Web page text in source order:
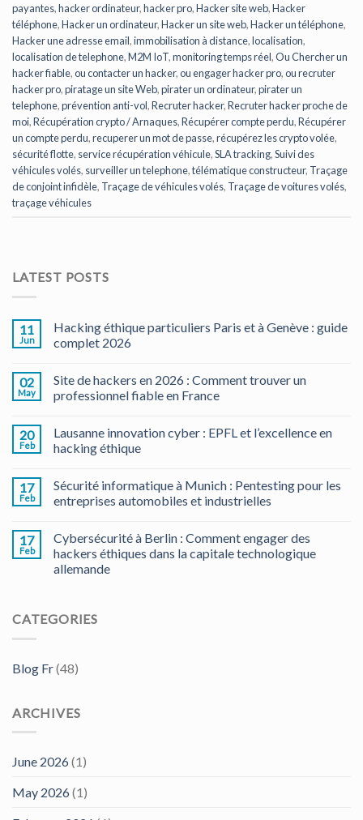
payantes,hacker ordinateur,hacker pro,Hacker site web,Hacker
téléphone,Hacker un ordinateur,Hacker un site web,Hacker un téléphone,
Hacker une adresse email,immobilisation à distance,localisation,
localisation de telephone,M2M IoT,monitoring temps réel,Ou Chercher un
hacker fiable,ou contacter un hacker,ou engager hacker pro,ou recruter
hacker pro,piratage un site Web,pirater un ordinateur,pirater un
telephone,prévention anti-vol,Recruter hacker,Recruter hacker proche de
moi,Récupération crypto / Arnaques,Récupérer compte perdu,Récupérer
un compte perdu,recuperer un mot de passe,récupérez les crypto volée,
sécurité flotte, service récupération véhicule,SLA tracking,Suivi des
véhicules volés, surveiller un telephone,télématique constructeur, Traçage
de conjoint infidèle, Traçage de véhicules volés, Traçage de voitures volés,
traçage véhicules
LATEST POSTS
11
Jun
Hacking éthique particuliers Paris et à Genève : guide
complet 2026
02
May
Site de hackers en 2026 : Comment trouver un
professionnel fiable en France
20
Feb
Lausanne innovation cyber : EPFL et l’excellence en
hacking éthique
17
Feb
Sécurité informatique à Munich : Pentesting pour les
entreprises automobiles et industrielles
17
Feb
Cybersécurité à Berlin : Comment engager des
hackers éthiques dans la capitale technologique
allemande
CATEGORIES
Blog Fr(48)
ARCHIVES
June 2026(1)
May 2026(1)